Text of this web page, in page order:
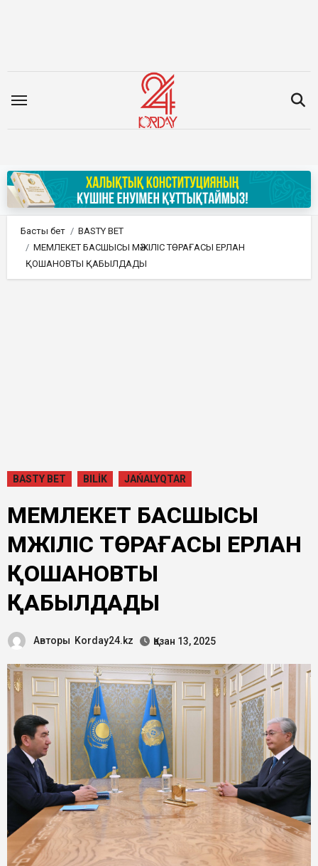
Басты бет
BASTY BET
МЕМЛЕКЕТ БАСШЫСЫ МӘЖІЛІС ТӨРАҒАСЫ ЕРЛАН
ҚОШАНОВТЫ ҚАБЫЛДАДЫ
BASTY BET BILİK JAŃALYQTAR
МЕМЛЕКЕТ БАСШЫСЫ
МӘЖІЛІС ТӨРАҒАСЫ ЕРЛАН
ҚОШАНОВТЫ
ҚАБЫЛДАДЫ
Авторы Korday24.kz Қазан 13, 2025